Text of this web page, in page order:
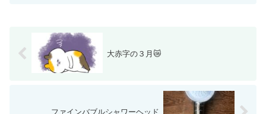
大赤字の３月😿
ファインバブルシャワーヘッド